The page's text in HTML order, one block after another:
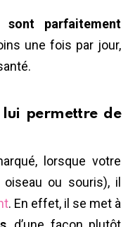
parfaitement
une fois par jour,
permettre de
lorsque votre
ou souris), il
. En effet, il se met à